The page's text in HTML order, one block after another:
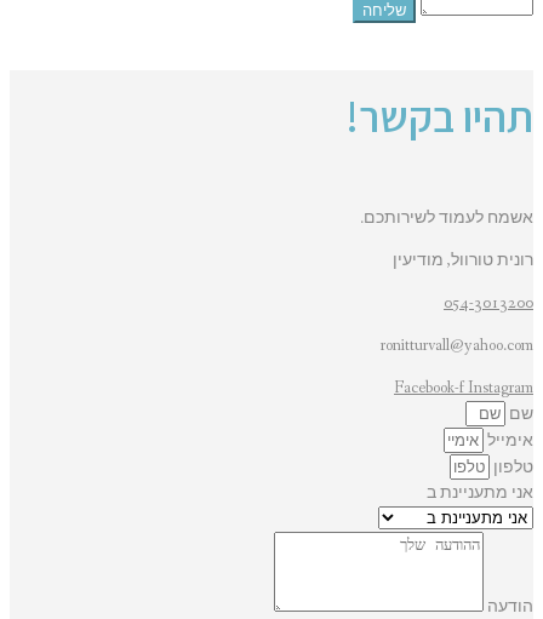
תהיו בקשר!
אשמח לעמוד לשירותכם.
רונית טורוול, מודיעין
054-3013200
ronitturvall@yahoo.com
Facebook-f Instagram
שם
אימייל
טלפון
אני מתעניינת ב
הודעה